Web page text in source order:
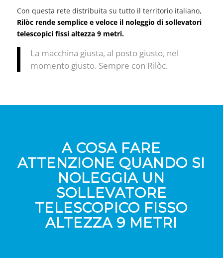
Con questa rete distribuita su tutto il territorio italiano,
Rilòc rende semplice e veloce il noleggio di sollevatori
telescopici fissi altezza 9 metri.
La macchina giusta, al posto giusto, nel
momento giusto. Sempre con Rilòc.
A COSA FARE
ATTENZIONE QUANDO SI
NOLEGGIA UN
SOLLEVATORE
TELESCOPICO FISSO
ALTEZZA 9 METRI